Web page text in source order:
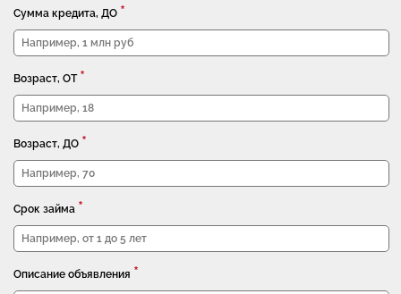
Сумма кредита, ДО *
Возраст, ОТ *
Возраст, ДО *
Срок займа *
Описание объявления *